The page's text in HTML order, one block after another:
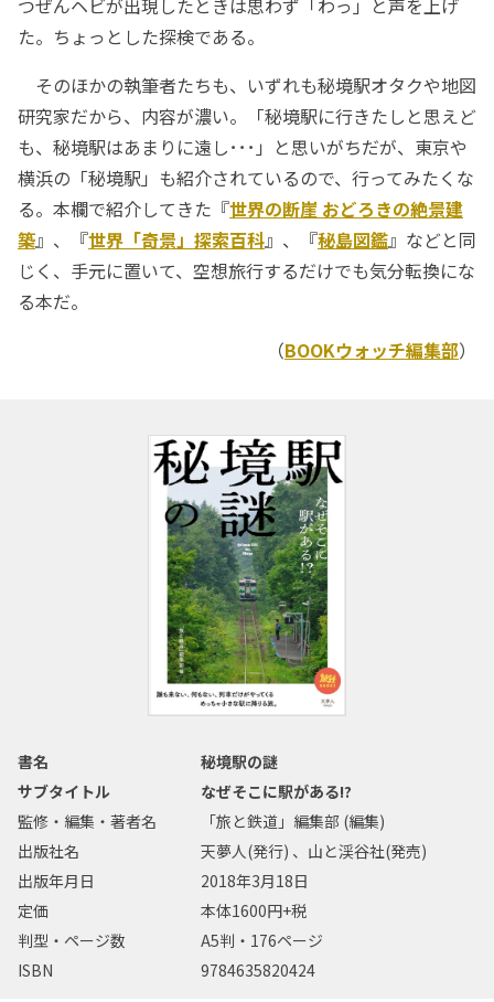
つぜんヘビが出現したときは思わず「わっ」と声を上げ
た。ちょっとした探検である。
そのほかの執筆者たちも、いずれも秘境駅オタクや地図
研究家だから、内容が濃い。「秘境駅に行きたしと思えど
も、秘境駅はあまりに遠し･･･」と思いがちだが、東京や
横浜の「秘境駅」も紹介されているので、行ってみたくな
る。本欄で紹介してきた『世界の断崖 おどろきの絶景建
築』、『世界「奇景」探索百科』、『秘島図鑑』などと同
じく、手元に置いて、空想旅行するだけでも気分転換にな
る本だ。
（BOOKウォッチ編集部）
書名
秘境駅の謎
サブタイトル
なぜそこに駅がある!?
監修・編集・著者名
「旅と鉄道」編集部 (編集)
出版社名
天夢人(発行) 、山と渓谷社(発売)
出版年月日
2018年3月18日
定価
本体1600円+税
判型・ページ数
A5判・176ページ
ISBN
9784635820424